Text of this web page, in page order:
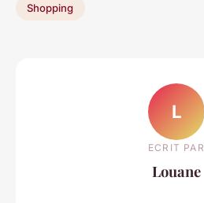
Shopping
L
ECRIT PAR
Louane